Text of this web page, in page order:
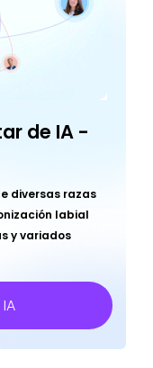
de IA -
diversas razas
labial
y variados